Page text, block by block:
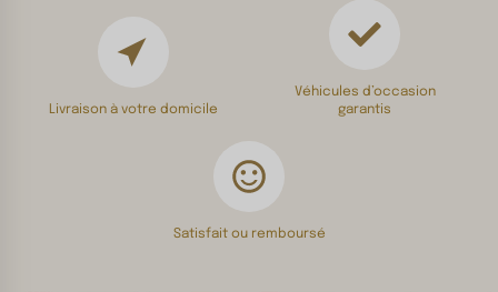
Livraison à votre domicile
Véhicules d’occasion
garantis
Satisfait ou remboursé